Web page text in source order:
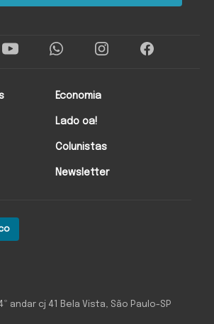
andar cj 41 Bela Vista, São Paulo-SP
Economia
Lado oa!
Colunistas
Newsletter